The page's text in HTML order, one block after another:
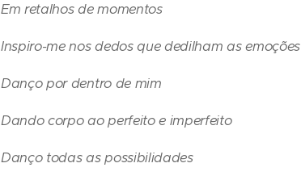
Em retalhos de momentos
Inspiro-me nos dedos que dedilham as emoções
Danço por dentro de mim
Dando corpo ao perfeito e imperfeito
Danço todas as possibilidades